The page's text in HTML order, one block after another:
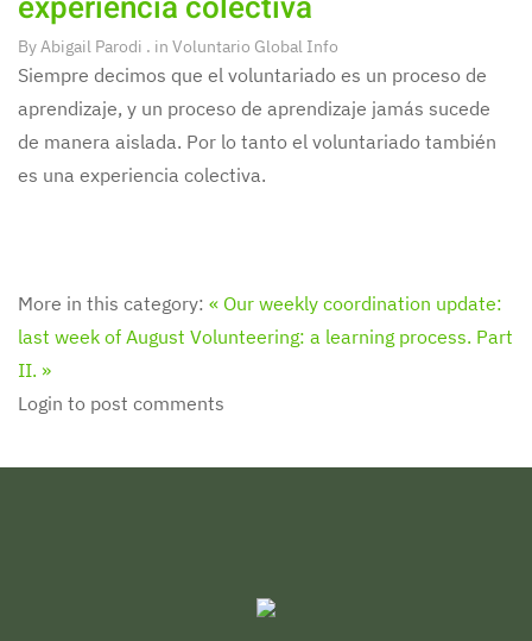
ByAbigail Parodi . in Voluntario Global Info
Siempre decimos que el voluntariado es un proceso de
aprendizaje, y un proceso de aprendizaje jamás sucede
de manera aislada. Por lo tanto el voluntariado también
es una experiencia colectiva.
More in this category: « Our weekly coordination update:
last week of August Volunteering: a learning process. Part
II. »
Login to post comments